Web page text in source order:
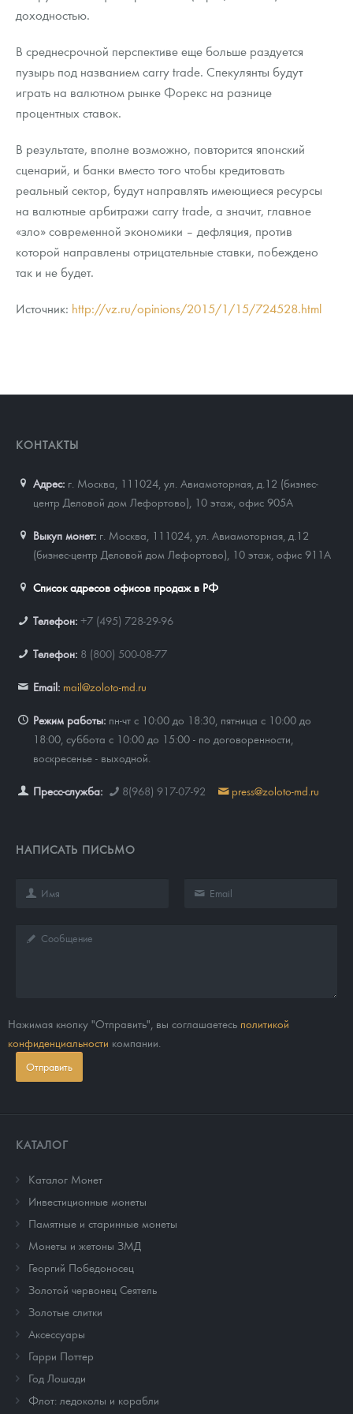
доходностью.
В среднесрочной перспективе еще больше раздуется
пузырь под названием carry trade. Спекулянты будут
играть на валютном рынке Форекс на разнице
процентных ставок.
В результате, вполне возможно, повторится японский
сценарий, и банки вместо того чтобы кредитовать
реальный сектор, будут направлять имеющиеся ресурсы
на валютные арбитражи carry trade, а значит, главное
«зло» современной экономики – дефляция, против
которой направлены отрицательные ставки, побеждено
так и не будет.
Источник: http://vz.ru/opinions/2015/1/15/724528.html
КОНТАКТЫ
Адрес: г. Москва, 111024 ул. Авиамоторная, д.12 (бизнес-
центр Деловой дом Лефортово), 10 этаж, офис 905А
Выкуп монет: г. Москва, 111024, ул. Авиамоторная, д.12
(бизнес-центр Деловой дом Лефортово), 10 этаж, офис 911А
Список адресов офисов продаж в РФ
Телефон: +7 (495) 728-29-96
Телефон: 8 (800) 500-08-77
Email: mail@zoloto-md.ru
Режим работы: пн-чт с 10:00 до 18:30, пятница с 10:00 до
18:00, суббота с 10:00 до 15:00 - по договоренности,
воскресенье - выходной.
Пресс-служба: 8(968) 917-07-92 press@zoloto-md.ru
НАПИСАТЬ ПИСЬМО
Нажимая кнопку "Отправить", вы соглашаетесь политикой
конфиденциальности компании.
Отправить
КАТАЛОГ
Каталог Монет
Инвестиционные монеты
Памятные и старинные монеты
Монеты и жетоны ЗМД
Георгий Победоносец
Золотой червонец Сеятель
Золотые слитки
Аксессуары
Гарри Поттер
Год Лошади
Флот: ледоколы и корабли